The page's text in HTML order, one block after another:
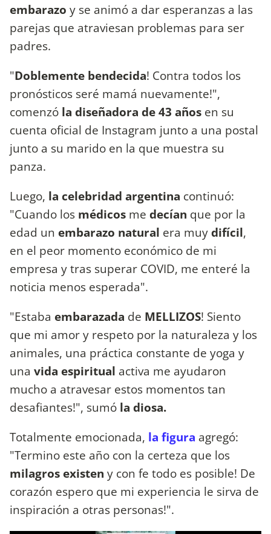
embarazo y se animó a dar esperanzas a las
parejas que atraviesan problemas para ser
padres.
"Doblemente bendecida! Contra todos los
pronósticos seré mamá nuevamente!",
comenzó la diseñadora de 43 años en su
cuenta oficial de Instagram junto a una postal
junto a su marido en la que muestra su
panza.
Luego, la celebridad argentina continuó:
"Cuando los médicos me decían que por la
edad un embarazo natural era muydifícil,
en el peor momento económico de mi
empresa y tras superar COVID, me enteré la
noticia menos esperada".
"Estaba embarazada de MELLIZOS! Siento
que mi amor y respeto por la naturaleza y los
animales, una práctica constante de yoga y
una vida espiritual activa me ayudaron
mucho a atravesar estos momentos tan
desafiantes!", sumó la diosa.
Totalmente emocionada, la figura agregó:
"Termino este año con la certeza que los
milagros existen y con fe todo es posible! De
corazón espero que mi experiencia le sirva de
inspiración a otras personas!".